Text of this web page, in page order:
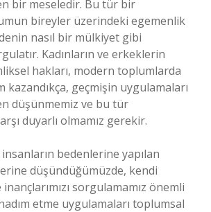
bir meseledir. Bu tür bir
bireyler üzerindeki egemenlik
nasıl bir mülkiyet gibi
Kadınların ve erkeklerin
hakları, modern toplumlarda
kazandıkça, geçmişin uygulamaları
düşünmemiz ve bu tür
duyarlı olmamız gerekir.
bedenlerine yapılan
düşündüğümüzde, kendi
sorgulamamız önemli
etme uygulamaları toplumsal